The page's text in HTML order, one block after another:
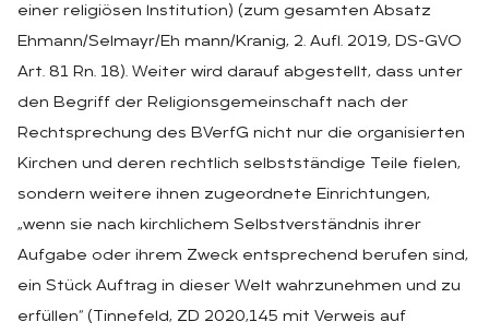
einer religiösen lnstitution) (zum gesamten Absatz
Ehmann/Selmayr/Eh mann/Kranig, 2. Aufl. 2019, DS-GVO
Art. 81 Rn. 18). Weiter wird darauf abgestellt, dass unter
den Begriff der Religionsgemeinschaft nach der
Rechtsprechung des BVerfG nicht nur die organisierten
Kirchen und deren rechtlich selbstständige Teile fielen,
sondern weitere ihnen zugeordnete Einrichtungen,
„wenn sie nach kirchlichem Selbstverständnis ihrer
Aufgabe oder ihrem Zweck entsprechend berufen sind,
ein Stück Auftrag in dieser Welt wahrzunehmen und zu
erfüllen“ (Tinnefeld, ZD 2020,145 mit Verweis auf